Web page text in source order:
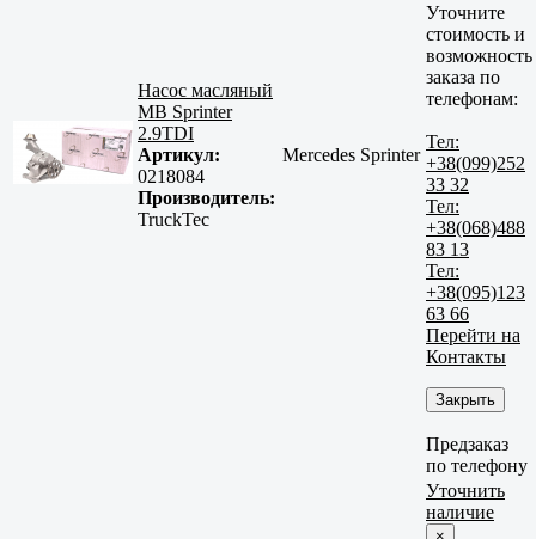
Насос масляный
MB Sprinter
2.9TDI
Артикул:
0218084
Производитель:
TruckTec
Mercedes Sprinter
Уточните
стоимость и
возможность
заказа по
телефонам:
Тел:
+38(099)252
33 32
Тел:
+38(068)488
83 13
Тел:
+38(095)123
63 66
Перейти на
Контакты
Закрыть
Предзаказ
по телефону
Уточнить
наличие